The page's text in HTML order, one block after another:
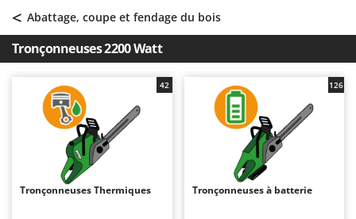
Accessoires pour tracteurs tondeuses autoportés
Aérateurs Scarificateurs pour gazon
Arracheuses de pommes de terre pour tracteur
Aspirateurs - Balais Électriques
Aspirateurs à cendres
Aspirateurs à feuilles sur roues
Aspirateurs de piscine
Aspirateurs Multifonctions
AgriEuro Premium
AgriEuro TOP-LINE
AGT
Aima
Airmec
AL-KO
ALA 2000
Alce
< Abattage, coupe et fendage du bois
Tronçonneuses 2200 Watt
Tronçonneuses Thermiques
42
Tronçonneuses à batterie
126